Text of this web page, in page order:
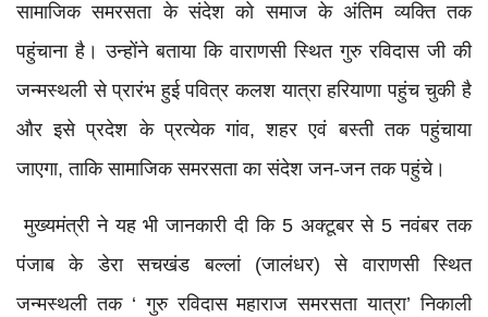
सामाजिक समरसता के संदेश को समाज के अंतिम व्यक्ति तक
पहुंचाना है। उन्होंने बताया कि वाराणसी स्थित गुरु रविदास जी की
जन्मस्थली से प्रारंभ हुई पवित्र कलश यात्रा हरियाणा पहुंच चुकी है
और इसे प्रदेश के प्रत्येक गांव, शहर एवं बस्ती तक पहुंचाया
जाएगा, ताकि सामाजिक समरसता का संदेश जन-जन तक पहुंचे।
मुख्यमंत्री ने यह भी जानकारी दी कि 5 अक्टूबर से 5 नवंबर तक
पंजाब के डेरा सचखंड बल्लां (जालंधर) से वाराणसी स्थित
जन्मस्थली तक ‘ गुरु रविदास महाराज समरसता यात्रा’ निकाली